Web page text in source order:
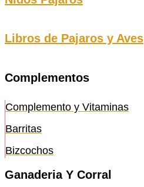
Libros de Pajaros y Aves
Complementos
Complemento y Vitaminas
Barritas
Bizcochos
Ganaderia Y Corral